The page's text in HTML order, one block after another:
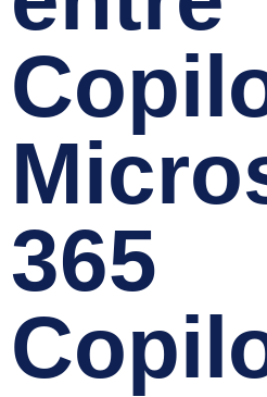
365